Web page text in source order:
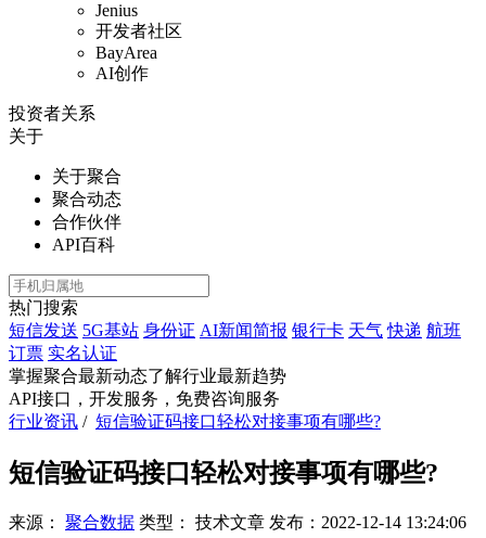
Jenius
开发者社区
BayArea
AI创作
投资者关系
关于
关于聚合
聚合动态
合作伙伴
API百科
热门搜索
短信发送 5G基站 身份证 AI新闻简报 银行卡 天气 快递 航班
订票 实名认证
掌握聚合最新动态了解行业最新趋势
API接口，开发服务，免费咨询服务
行业资讯 / 短信验证码接口轻松对接事项有哪些?
短信验证码接口轻松对接事项有哪些?
来源： 聚合数据 类型： 技术文章 发布： 2022-12-14 13:24:06